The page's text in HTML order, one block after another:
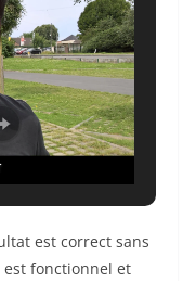
est correct sans
fonctionnel et